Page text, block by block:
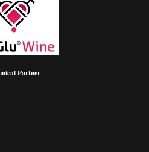
Partner